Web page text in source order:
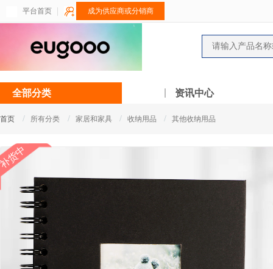
平台首页 成为供应商或分销商
全部分类 资讯中心
首页 / 所有分类 / 家居和家具 / 收纳用品 / 其他收纳用品
货中